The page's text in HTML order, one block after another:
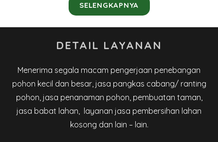
SELENGKAPNYA
DETAIL LAYANAN
Menerima segala macam pengerjaan penebangan
pohon kecil dan besar, jasa pangkas cabang/ ranting
pohon, jasa penanaman pohon, pembuatan taman,
jasa babat lahan, layanan jasa pembersihan lahan
kosong dan lain – lain.